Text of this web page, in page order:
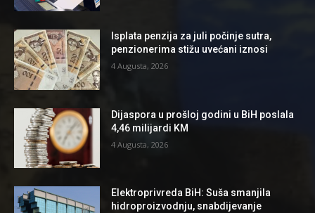
Isplata penzija za juli počinje sutra,
penzionerima stižu uvećani iznosi
4 Augusta, 2026
Dijaspora u prošloj godini u BiH poslala
4,46 milijardi KM
4 Augusta, 2026
Elektroprivreda BiH: Suša smanjila
hidroproizvodnju, snabdijevanje